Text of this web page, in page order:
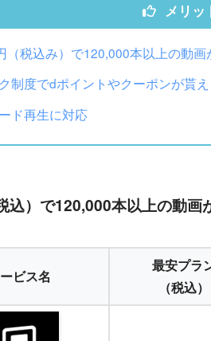
メリッ
（税込み）で120,000本以上の動画
制度でdポイントやクーポンが貰
ド再生に対応
込）で120,000本以上の動画
ビス名
最安プラ
（税込）